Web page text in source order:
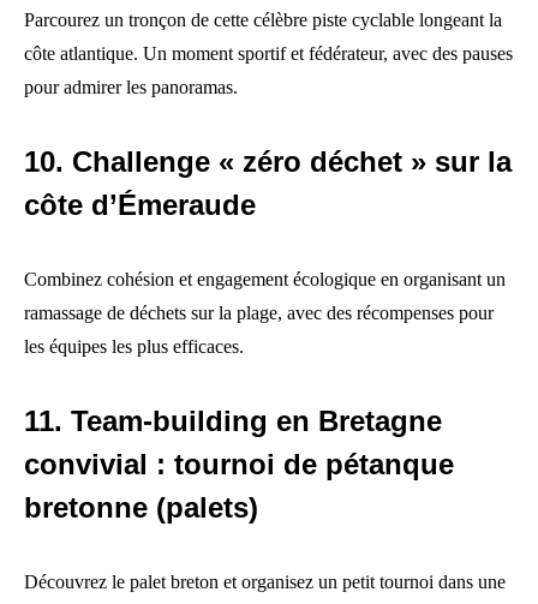
Parcourez un tronçon de cette célèbre piste cyclable longeant la
côte atlantique. Un moment sportif et fédérateur, avec des pauses
pour admirer les panoramas.
10. Challenge « zéro déchet » sur la
côte d’Émeraude
Combinez cohésion et engagement écologique en organisant un
ramassage de déchets sur la plage, avec des récompenses pour
les équipes les plus efficaces.
11. Team-building en Bretagne
convivial : tournoi de pétanque
bretonne (palets)
Découvrez le palet breton et organisez un petit tournoi dans une